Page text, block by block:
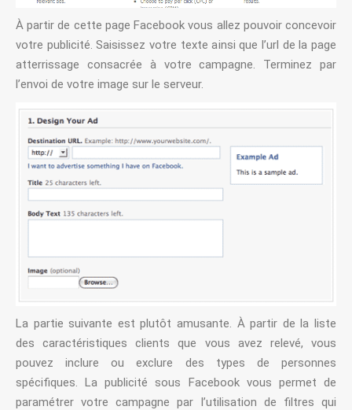
À partir de cette page Facebook vous allez pouvoir concevoir
votre publicité. Saisissez votre texte ainsi que l’url de la page
atterrissage consacrée à votre campagne. Terminez par
l’envoi de votre image sur le serveur.
La partie suivante est plutôt amusante. À partir de la liste
des caractéristiques clients que vous avez relevé, vous
pouvez inclure ou exclure des types de personnes
spécifiques. La publicité sous Facebook vous permet de
paramétrer votre campagne par l’utilisation de filtres qui